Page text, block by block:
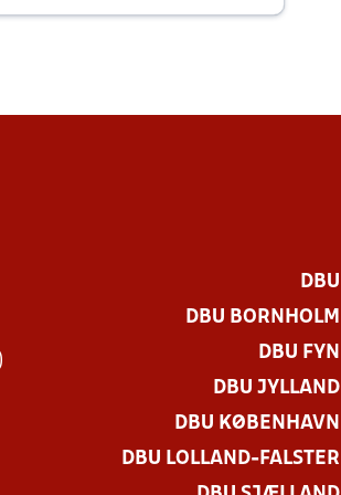
DBU
DBU BORNHOLM
DBU FYN
DBU JYLLAND
DBU KØBENHAVN
DBU LOLLAND-FALSTER